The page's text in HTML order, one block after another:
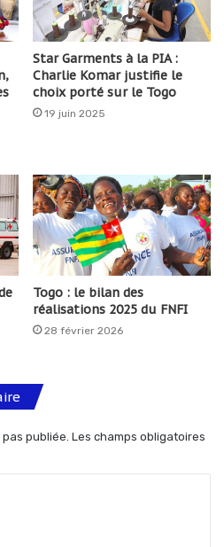
Star Garments à la PIA :
Charlie Komar justifie le
choix porté sur le Togo
19 juin 2025
Togo : le bilan des
réalisations 2025 du FNFI
28 février 2026
publiée. Les champs obligatoires